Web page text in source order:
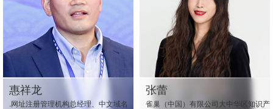
惠祥龙
.网址注册管理机构总经理、中文域名
张蕾
雀巢（中国）有限公司大中华区知识产